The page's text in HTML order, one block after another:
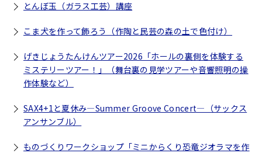
とんぼ玉（ガラス工芸）講座
こま犬を作って飾ろう（作陶と民芸の森の土で色付け）
げきじょうたんけんツアー2026「ホールの裏側を体験する
ミステリーツアー！」（舞台裏の見学ツアーや音響照明の操
作体験など）
SAX4+1と夏休み―Summer Groove Concert―（サックス
アンサンブル）
ものづくりワークショップ「ミニからくり恐竜ジオラマを作